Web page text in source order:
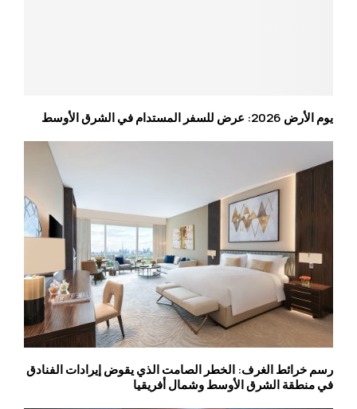
يوم الأرض 2026: عرض للسفر المستدام في الشرق الأوسط
رسم خرائط الغرف: الخطر الصامت الذي يقوض إيرادات الفنادق
في منطقة الشرق الأوسط وشمال أفريقيا